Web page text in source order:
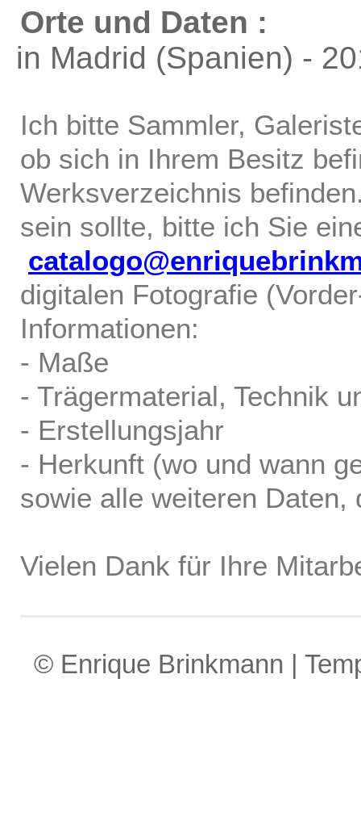
Orte und Daten :
in Madrid (Spanien) -
Ich bitte Sammler,
ob sich in Ihrem Besitz
Werksverzeichnis
sein sollte, bitte ich Sie
digitalen Fotografie
Informationen:
- Maße
- Trägermaterial, Technik
- Erstellungsjahr
- Herkunft (wo und wann
sowie alle weiteren
Vielen Dank für Ihre
© Enrique Brinkmann |